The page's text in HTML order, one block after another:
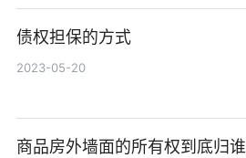
债权担保的方式
2023-05-20
商品房外墙面的所有权到底归谁